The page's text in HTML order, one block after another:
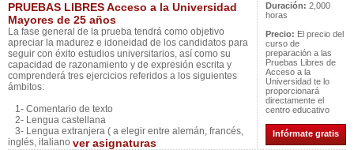
PRUEBAS LIBRES Acceso a la Universidad
Mayores de 25 años
La fase general de la prueba tendrá como objetivo
apreciar la madurez e idoneidad de los candidatos para
seguir con éxito estudios universitarios, así como su
capacidad de razonamiento y de expresión escrita y
comprenderá tres ejercicios referidos a los siguientes
ámbitos:
1- Comentario de texto
2- Lengua castellana
3- Lengua extranjera ( a elegir entre alemán, francés,
inglés, italiano ver asignaturas
Duración: 2,000
horas
Precio: El precio del
curso de
preparación a las
Pruebas Libres de
Acceso a la
Universidad te lo
proporcionará
directamente el
centro educativo
Infórmate gratis